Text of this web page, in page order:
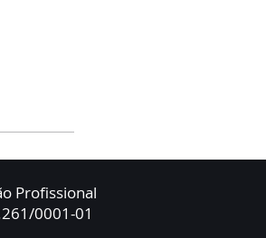
Profissional
0001-01